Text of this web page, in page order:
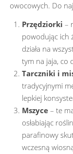
owocowych. Do
Przędziorki –
powodując ich
działa na
tym na jaja, co
Tarczniki i
tradycyjnymi
lepkiej
Mszyce – te
osłabiając
parafinowy
wczesną